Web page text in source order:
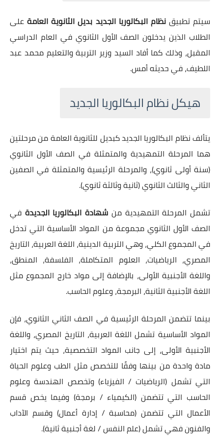
سيتم تطبيقنظام البكالوريا الجديد بديل الثانوية العامةعلى
الطلاب الذين يدخلون الصف الأول الثانوي في العام الدراسي
المقبل، وذلك كما أفاد السيد وزير التربية والتعليم محمد عبد
اللطيف، في حديثه أمس.
هيكل نظام البكالوريا الجديد
يتألف نظام البكالوريا الجديد كبديل للثانوية العامة من مرحلتين
هما المرحلة التمهيدية والمتمثلة في الصف الأول الثانوي
(سنة أولى ثانوي)، والمرحلة الرئيسية والمتمثلة في الصفين
الثاني والثالث الثانوي (ثانية وثالثة ثانوي).
تشمل المرحلة التمهيدية من شهادة البكالوريا الجديدة في
الصف الأول الثانوي مجموعة من المواد الأساسية التي تدخل
في المجموع الكلي، وهي التربية الدينية، اللغة العربية، التاريخ
المصري، الرياضيات، العلوم المتكاملة، الفلسفة، المنطق،
واللغة الأجنبية الأولى، بالإضافة إلى مواد خارج المجموع مثل
اللغة الأجنبية الثانية، البرمجة، وعلوم الحاسب.
بينما تتضمن المرحلة الرئيسية في الصف الثاني الثانوي، فإن
المواد الأساسية تشمل اللغة العربية، التاريخ المصري، واللغة
الأجنبية الأولى، إلى جانب المواد التخصصية، حيث يتم اختيار
مادة واحدة من بينها وفقًا للتخصص مثل الطب وعلوم الحياة
التي تشمل (الرياضيات / الفيزياء) وتخصص الهندسة وعلوم
الحاسب التي تتضمن (الكيمياء / برمجة) وفيما يخص قسم
الأعمال التي تتضمن (محاسبة / إدارة أعمال) وقسم الآداب
والفنون فهي تشمل (علم النفس / لغة أجنبية ثانية).